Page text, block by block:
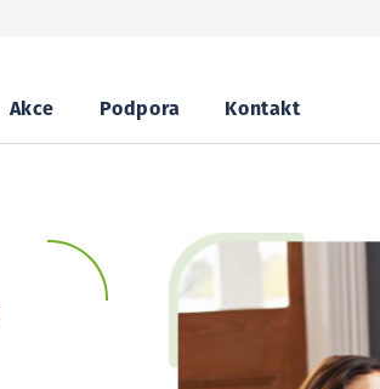
Akce Podpora Kontakt